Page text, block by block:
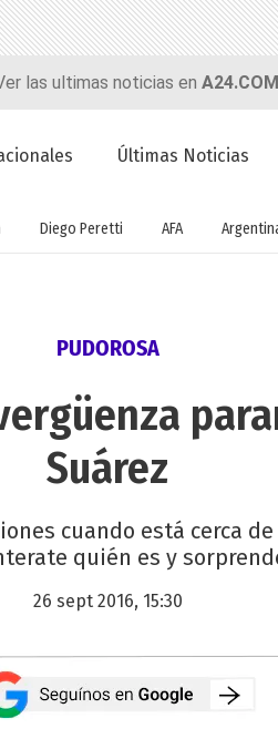
las ultimas noticias en A24.COM
Últimas Noticias
Diego Peretti AFA
PUDOROSA
Suárez
cuando está cerca
quién es y
26 sept 2016, 15:30